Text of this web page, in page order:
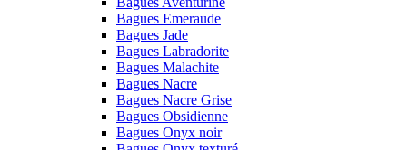
Bagues Emeraude
Bagues Jade
Bagues Labradorite
Bagues Malachite
Bagues Nacre
Bagues Nacre Grise
Bagues Obsidienne
Bagues Onyx noir